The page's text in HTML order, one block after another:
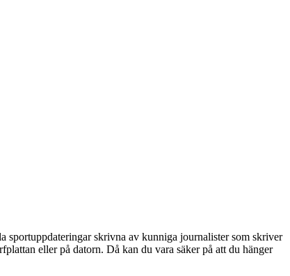
skrivna av kunniga journalister som skriver
eller på datorn. Då kan du vara säker på att du hänger